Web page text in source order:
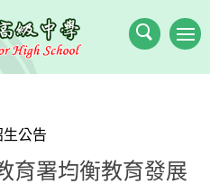
生公告
育署均衡教育發展